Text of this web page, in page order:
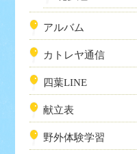
アルバム
カトレヤ通信
四葉LINE
献立表
野外体験学習